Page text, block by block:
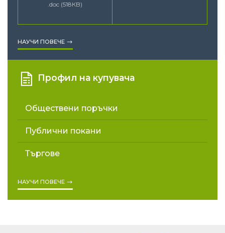
.doc (518КB)
НАУЧИ ПОВЕЧЕ
Профил на купувача
Обществени поръчки
Публични покани
Търгове
НАУЧИ ПОВЕЧЕ